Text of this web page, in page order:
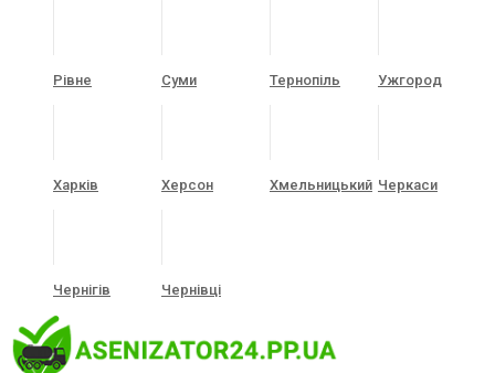
Рівне Суми Тернопіль Ужгород
Харків Херсон Хмельницький Черкаси
Чернігів Чернівці